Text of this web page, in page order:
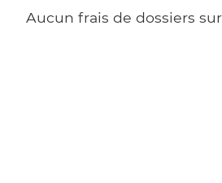
Aucun frais de dossiers